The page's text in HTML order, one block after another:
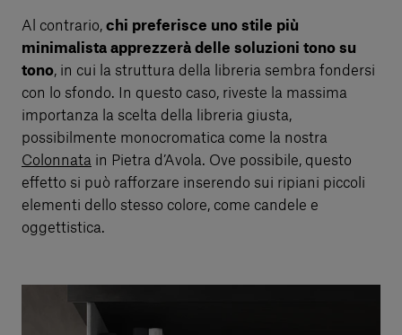
Al contrario, chi preferisce uno stile più
minimalista apprezzerà delle soluzioni tono su
tono, in cui la struttura della libreria sembra fondersi
con lo sfondo. In questo caso, riveste la massima
importanza la scelta della libreria giusta,
possibilmente monocromatica come la nostra
Colonnata in Pietra d’Avola. Ove possibile, questo
effetto si può rafforzare inserendo sui ripiani piccoli
elementi dello stesso colore, come candele e
oggettistica.